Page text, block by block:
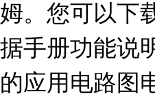
姆。您可以下
据手册功能说
的应用电路图